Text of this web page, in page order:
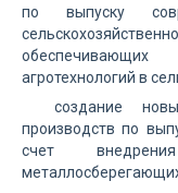
по выпуску
обеспечивающих
агротехнологий в
создание
производств по
счет